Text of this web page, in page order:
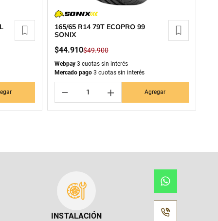
165/65 R14 79T ECOPRO 99
SONIX
$44.910$49.900
Webpay3 cuotas sin interés
Mercado pago3 cuotas sin interés
＋
－ Agregar
INSTALACIÓN